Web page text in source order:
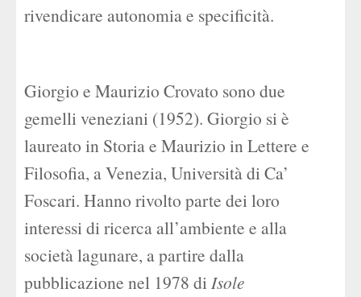
rivendicare autonomia e specificità.
Giorgio e Maurizio Crovato sono due
gemelli veneziani (1952). Giorgio si è
laureato in Storia e Maurizio in Lettere e
Filosofia, a Venezia, Università di Ca’
Foscari. Hanno rivolto parte dei loro
interessi di ricerca all’ambiente e alla
società lagunare, a partire dalla
pubblicazione nel 1978 diIsole